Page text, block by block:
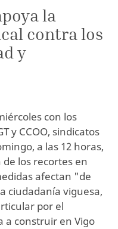
la
contra los
y
con los
y CCOO, sindicatos
a las 12 horas,
los recortes en
afectan "de
ciudadanía viguesa,
por el
a construir en Vigo